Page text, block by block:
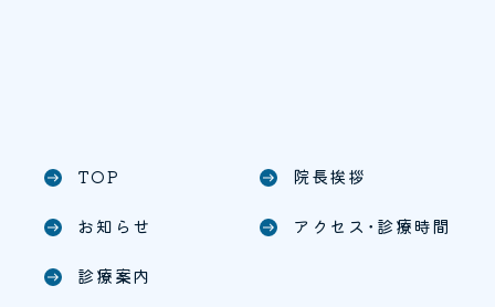
east TOP
east お知らせ
east 診療案内
east 院長挨拶
east アクセス･診療時間